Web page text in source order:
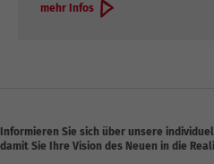
mehr Infos
Informieren Sie sich über unsere
damit Sie Ihre Vision des Neuen in die